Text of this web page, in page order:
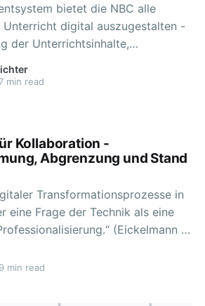
bietet die NBC alle
Unterricht digital auszugestalten -
der Unterrichtsinhalte,
über die Werkzeuge für das
Nutzenden- und Kursverwaltung.
7 min read
Kollaboration -
Abgrenzung und Stand
Transformationsprozesse in
eine Frage der Technik als eine
(Eickelmann et
in unterrichtlichen Lehr-Lern-
9 min read